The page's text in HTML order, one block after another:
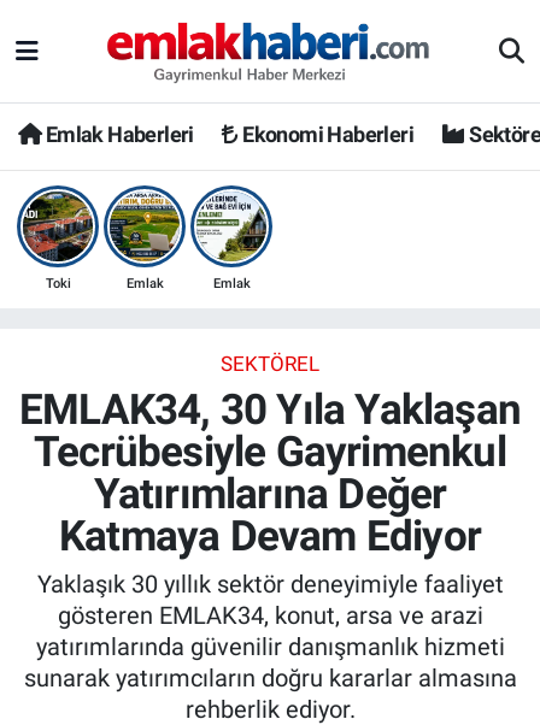
Emlak Haberleri Ekonomi Haberleri
Toki Emlak Emlak
SEKTÖREL
EMLAK34, 30 Yıla Yaklaşan
Tecrübesiyle Gayrimenkul
Yatırımlarına Değer
Katmaya Devam Ediyor
Yaklaşık 30 yıllık sektör deneyimiyle faaliyet
gösteren EMLAK34, konut, arsa ve arazi
yatırımlarında güvenilir danışmanlık hizmeti
sunarak yatırımcıların doğru kararlar almasına
rehberlik ediyor.